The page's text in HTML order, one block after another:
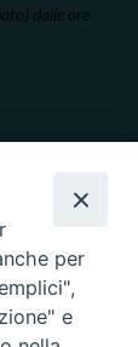
dalle ore
per
e